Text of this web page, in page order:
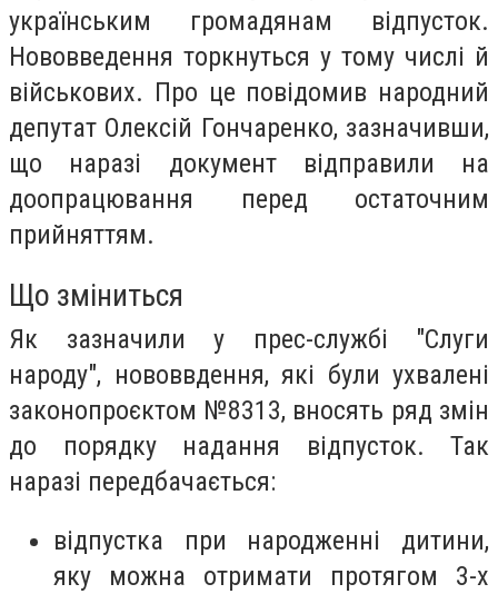
українським громадянам відпусток.
Нововведення торкнуться у тому числі й
військових. Про це повідомив народний
депутат Олексій Гончаренко, зазначивши,
що наразі документ відправили на
доопрацювання перед остаточним
прийняттям.
Що зміниться
Як зазначили у прес-службі "Слуги
народу", нововвдення, які були ухвалені
законопроєктом №8313, вносять ряд змін
до порядку надання відпусток. Так
наразі передбачається:
відпустка при народженні дитини,
яку можна отримати протягом 3-х